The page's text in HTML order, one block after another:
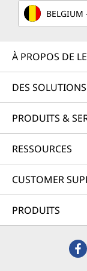
BELGIUM
À PROPOS DE
DES
PRODUITS &
RESSOURCES
CUSTOMER
PRODUITS